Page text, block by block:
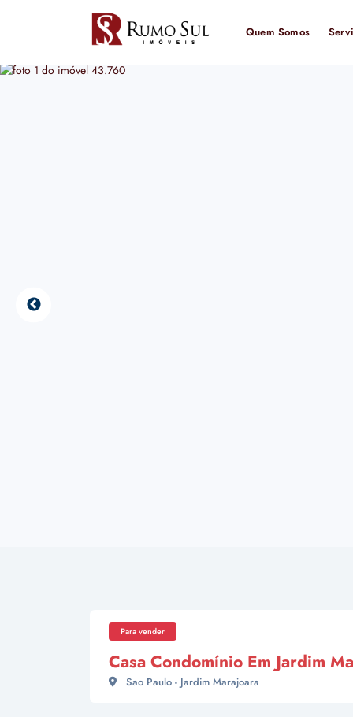
Quem Somos
Para vender
Casa Condomínio Em Jardim
Sao Paulo - Jardim Marajoara